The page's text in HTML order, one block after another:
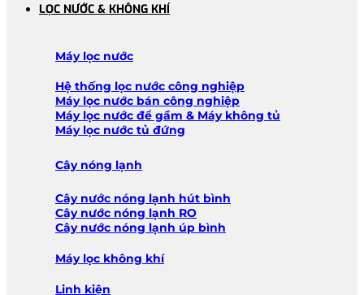
LỌC NƯỚC & KHÔNG KHÍ
Máy lọc nước
Hệ thống lọc nước công nghiệp
Máy lọc nước bán công nghiệp
Máy lọc nước để gầm & Máy không tủ
Máy lọc nước tủ đứng
Cây nóng lạnh
Cây nước nóng lạnh hút bình
Cây nước nóng lạnh RO
Cây nước nóng lạnh úp bình
Máy lọc không khí
Linh kiện